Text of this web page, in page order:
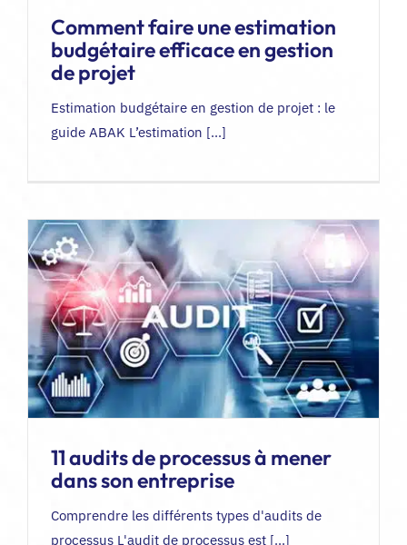
Comment faire une estimation
budgétaire efficace en gestion
de projet
Estimation budgétaire en gestion de projet : le
guide ABAK L’estimation [...]
11 audits de processus à mener
dans son entreprise
Comprendre les différents types d'audits de
processus L'audit de processus est [...]